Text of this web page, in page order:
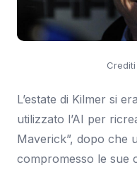
L’estate di Kilmer si
utilizzato l’AI per
Maverick”, dopo che
compromesso le sue